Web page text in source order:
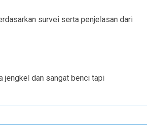
survei serta penjelasan dari
jengkel dan sangat benci tapi